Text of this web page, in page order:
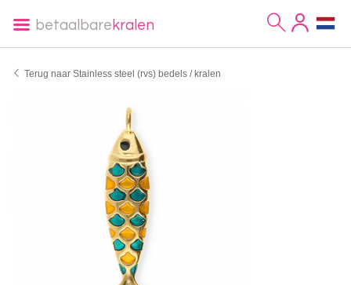
betaalbare kralen
Terug naar Stainless steel (rvs) bedels / kralen